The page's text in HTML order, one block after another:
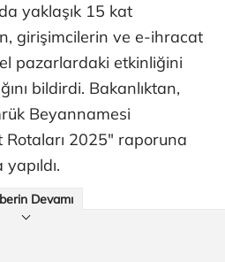
yaklaşık 15 kat
girişimcilerin ve e-ihracat
pazarlardaki etkinliğini
bildirdi. Bakanlıktan,
Beyannamesi
Rotaları 2025" raporuna
Devamı